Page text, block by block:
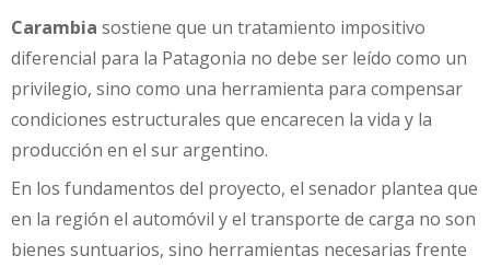
Carambia sostiene que un tratamiento impositivo
diferencial para la Patagonia no debe ser leído como un
privilegio, sino como una herramienta para compensar
condiciones estructurales que encarecen la vida y la
producción en el sur argentino.
En los fundamentos del proyecto, el senador plantea que
en la región el automóvil y el transporte de carga no son
bienes suntuarios, sino herramientas necesarias frente